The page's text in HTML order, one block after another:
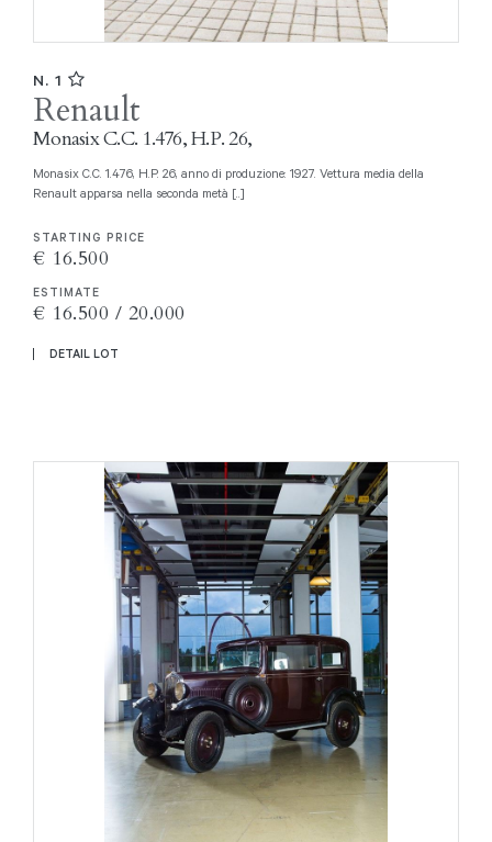
N. 1
Renault
Monasix C.C. 1.476, H.P. 26,
Monasix C.C. 1.476, H.P. 26, anno di produzione: 1927. Vettura media della
Renault apparsa nella seconda metà [..]
STARTING PRICE
€ 16.500
ESTIMATE
€ 16.500 / 20.000
DETAIL LOT